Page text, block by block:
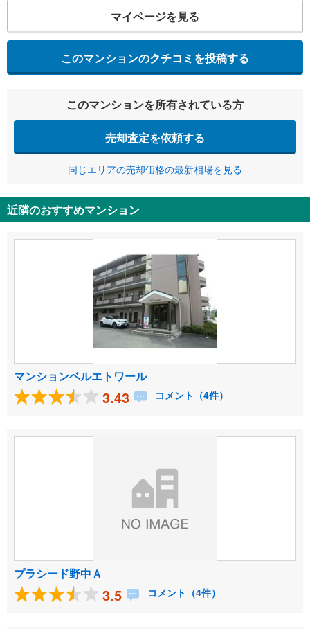
マイページを見る
このマンションのクチコミを投稿する
このマンションを所有されている方
売却査定を依頼する
同じエリアの売却価格の最新相場を見る
近隣のおすすめマンション
マンションベルエトワール
3.43 コメント（4件）
プラシード野中Ａ
3.5 コメント（4件）